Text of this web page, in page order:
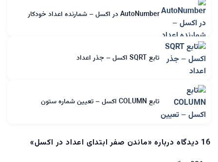
AutoNumber در اکسل – شمارنده اعداد خودکار
تابع SQRT اکسل – جذر اعداد
تابع COLUMN اکسل – تعیین شماره ستون
16 دیدگاه درباره « ماندن صفر ابتدای اعداد در اکسل»